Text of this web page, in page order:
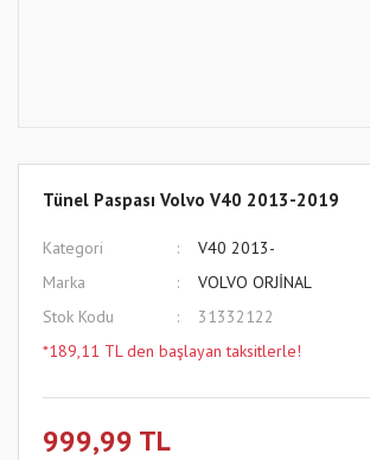
Tünel Paspası Volvo V40 2013-2019
Kategori
V40 2013-
Marka
VOLVO ORJİNAL
Stok Kodu
31332122
*189,11 TL den başlayan taksitlerle!
999,99 TL